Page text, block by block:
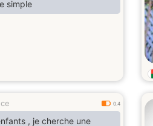
simple
0.4
, je cherche une